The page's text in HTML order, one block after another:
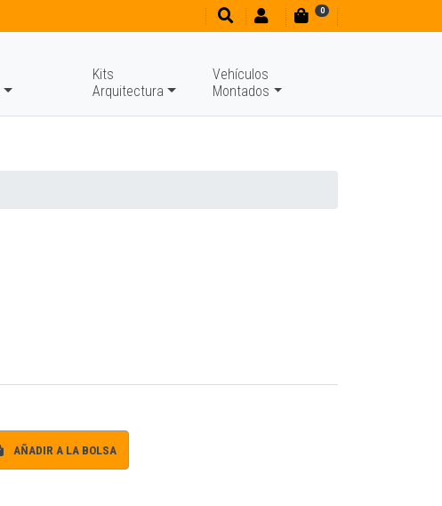
0
Kits
Arquitectura
Vehículos
Montados
AÑADIR A LA BOLSA